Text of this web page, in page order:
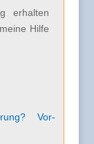
erhalten
Hilfe
Vor-